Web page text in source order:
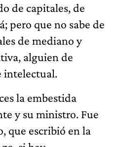
de capitales, de
pero que no sabe de
de mediano y
alguien de
intelectual.
la embestida
y su ministro. Fue
que escribió en la